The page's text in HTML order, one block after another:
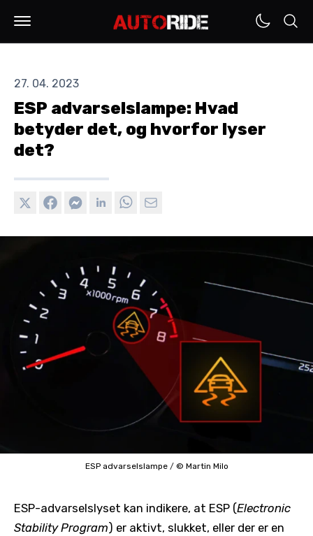
27. 04. 2023
ESP advarselslampe: Hvad
betyder det, og hvorfor lyser
det?
ESP advarselslampe / © Martin Milo
ESP-advarselslyset kan indikere, at ESP (Electronic
Stability Program) er aktivt, slukket, eller der er en